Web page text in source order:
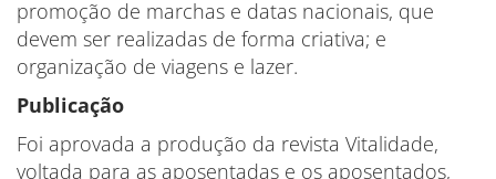
promoção de marchas e datas nacionais, que
devem ser realizadas de forma criativa; e
organização de viagens e lazer.
Publicação
Foi aprovada a produção da revista Vitalidade,
voltada para as aposentadas e os aposentados,